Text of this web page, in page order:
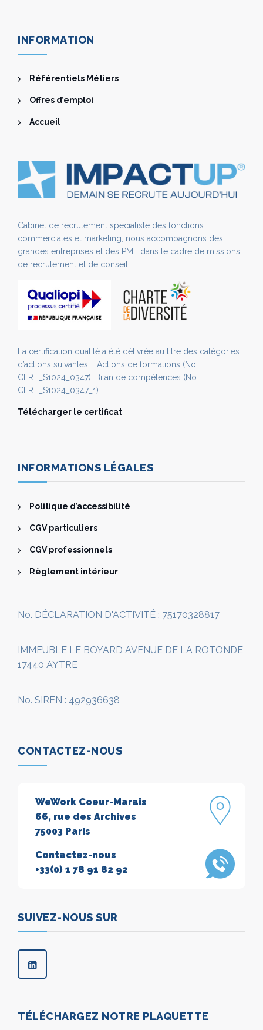
INFORMATION
Référentiels Métiers
Offres d’emploi
Accueil
Cabinet de recrutement spécialiste des fonctions
commerciales et marketing, nous accompagnons des
grandes entreprises et des PME dans le cadre de missions
de recrutement et de conseil.
La certification qualité a été délivrée au titre des catégories
d’actions suivantes : Actions de formations (No.
CERT_S1024_0347), Bilan de compétences (No.
CERT_S1024_0347_1)
Télécharger le certificat
INFORMATIONS LÉGALES
Politique d’accessibilité
CGV particuliers
CGV professionnels
Règlement intérieur
No. DÉCLARATION D'ACTIVITÉ : 75170328817
IMMEUBLE LE BOYARD AVENUE DE LA ROTONDE
17440 AYTRE
No. SIREN : 492936638
CONTACTEZ-NOUS
WeWork Coeur-Marais
66, rue des Archives
75003 Paris
Contactez-nous
+33(0) 1 78 91 82 92
SUIVEZ-NOUS SUR
TÉLÉCHARGEZ NOTRE PLAQUETTE